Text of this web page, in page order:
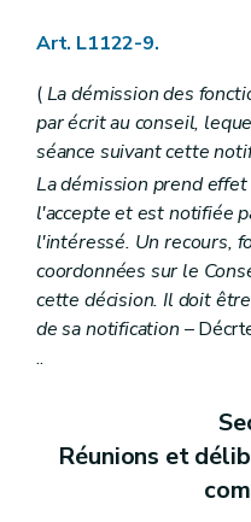
Section 5
Art.
Art.
Art.
Art.
Art.
Sous-
Art.
Art.
Art.
Art.
Art.
Art.
Art.
Art.
Section 6
Art. L1122-9.
(La démission des
par écrit au conseil,
séance suivant cette
La démission prend
l'accepte et est notifiée
l'intéressé. Un recours,
coordonnées sur le
cette décision. Il doit
de sa notification –
..
Réunions et